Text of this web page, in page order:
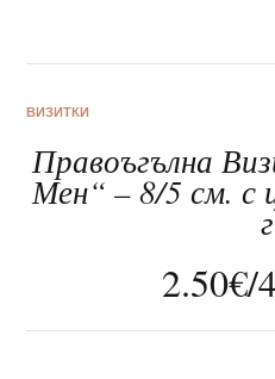
За нас
ВИЗИТКИ
Правоъгълна
Мен“ – 8/5 см. с
г
2.50€/